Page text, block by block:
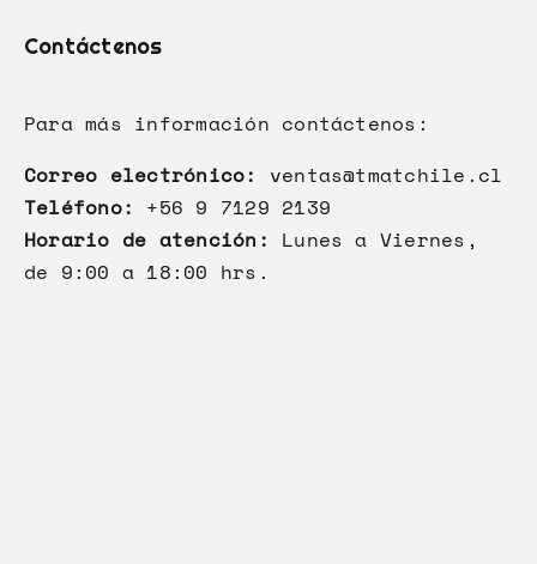
Contáctenos
Para más información contáctenos:
Correo electrónico:
ventas@tmatchile.cl
Teléfono: +56 9 7129 2139
Horario de atención: Lunes a Viernes,
de 9:00 a 18:00 hrs.